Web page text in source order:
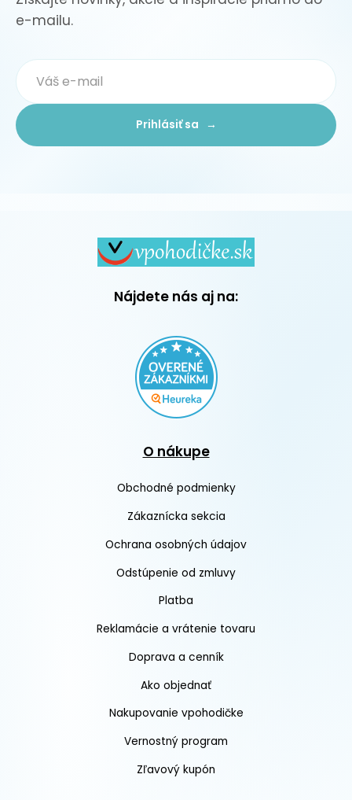
e-mailu.
Prihlásiť sa →
Nájdete nás aj na:
O nákupe
Obchodné podmienky
Zákaznícka sekcia
Ochrana osobných údajov
Odstúpenie od zmluvy
Platba
Reklamácie a vrátenie tovaru
Doprava a cenník
Ako objednať
Nakupovanie vpohodičke
Vernostný program
Zľavový kupón